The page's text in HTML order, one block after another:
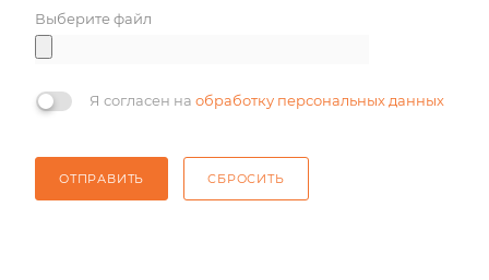
Выберите файл
Я согласен на обработку персональных данных
ОТПРАВИТЬ СБРОСИТЬ